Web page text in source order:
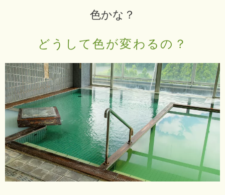
色かな？
どうして色が変わるの？